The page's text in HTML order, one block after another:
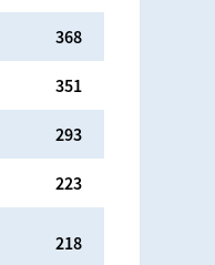
368
351
293
223
218